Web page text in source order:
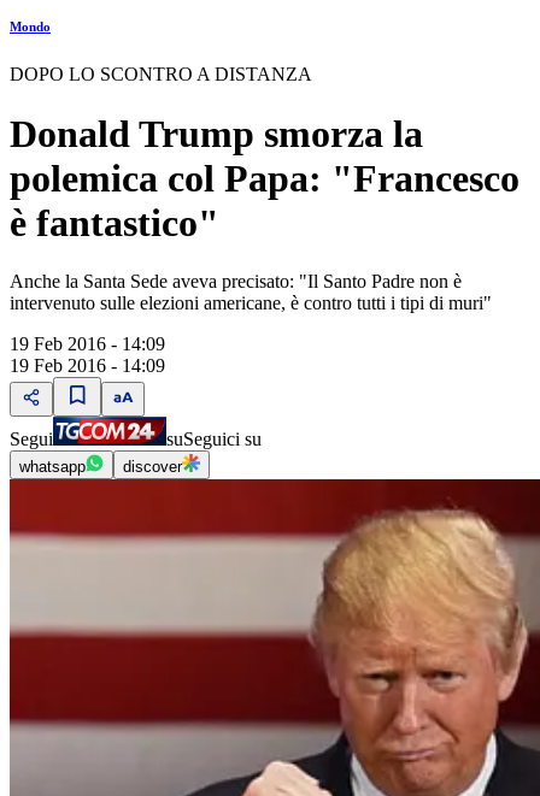
Mondo
DOPO LO SCONTRO A DISTANZA
Donald Trump smorza la
polemica col Papa: "Francesco
è fantastico"
Anche la Santa Sede aveva precisato: "Il Santo Padre non è
intervenuto sulle elezioni americane, è contro tutti i tipi di muri"
19 Feb 2016 - 14:09
19 Feb 2016 - 14:09
Segui suSeguici su
whatsapp discover